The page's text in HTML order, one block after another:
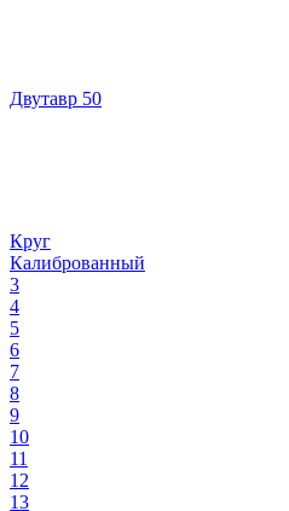
Двутавр 50
Круг
Калиброванный
3
4
5
6
7
8
9
10
11
12
13